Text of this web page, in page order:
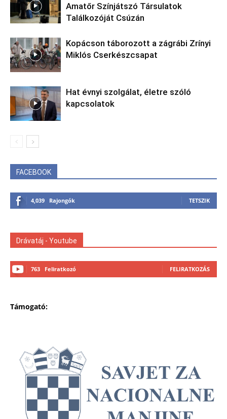
Amatőr Színjátszó Társulatok
Találkozóját Csúzán
Kopácson táborozott a zágrábi Zrínyi
Miklós Cserkészcsapat
Hat évnyi szolgálat, életre szóló
kapcsolatok
FACEBOOK
4,039 Rajongók TETSZIK
Drávatáj - Youtube
763 Feliratkozó FELIRATKOZÁS
Támogató: